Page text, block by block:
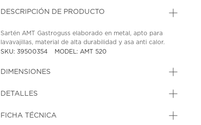
DESCRIPCIÓN DE PRODUCTO
Sartén AMT Gastroguss elaborado en metal, apto para
lavavajillas, material de alta durabilidad y asa anti calor.
SKU: 39500354
MODEL: AMT 520
DIMENSIONES
DETALLES
FICHA TÉCNICA